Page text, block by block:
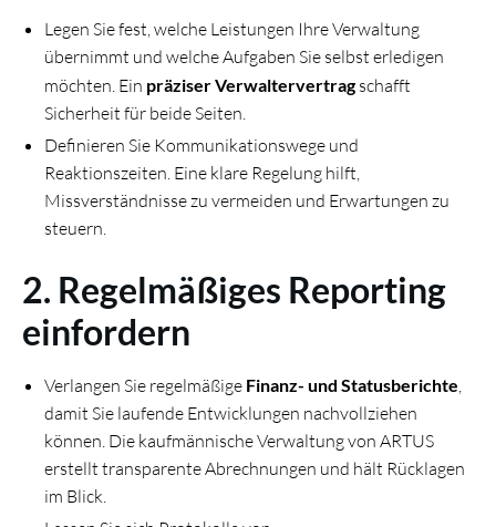
Legen Sie fest, welche Leistungen Ihre Verwaltung
übernimmt und welche Aufgaben Sie selbst erledigen
möchten. Ein präziser Verwaltervertragschafft
Sicherheit für beide Seiten.
Definieren Sie Kommunikationswege und
Reaktionszeiten. Eine klare Regelung hilft,
Missverständnisse zu vermeiden und Erwartungen zu
steuern.
2. Regelmäßiges Reporting
einfordern
Verlangen Sie regelmäßige Finanz- und Statusberichte,
damit Sie laufende Entwicklungen nachvollziehen
können. Die kaufmännische Verwaltung von ARTUS
erstellt transparente Abrechnungen und hält Rücklagen
im Blick.